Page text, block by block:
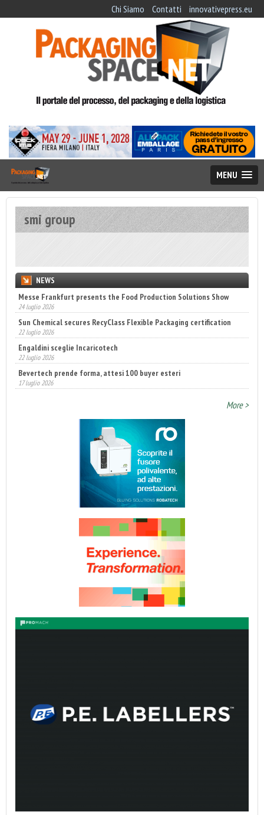
Chi Siamo Contatti innovativepress.eu
MENU
smi group
NEWS
Messe Frankfurt presents the Food Production Solutions Show
24 luglio 2026
Sun Chemical secures RecyClass Flexible Packaging certification
22 luglio 2026
Engaldini sceglie Incaricotech
22 luglio 2026
Bevertech prende forma, attesi 100 buyer esteri
17 luglio 2026
More >